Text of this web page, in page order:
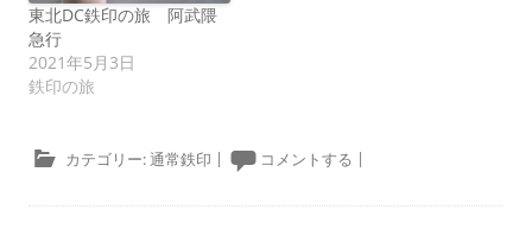
東北DC鉄印の旅 阿武隈
急行
2021年5月3日
鉄印の旅
カテゴリー:通常鉄印 | コメントする |